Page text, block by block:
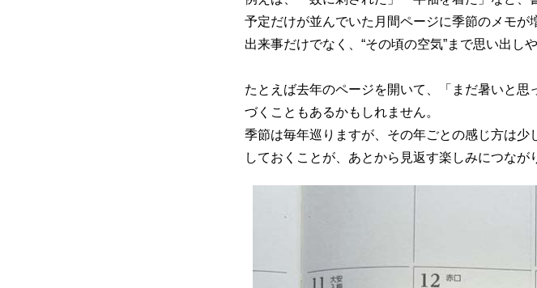
予定だけが並んでいた月間ページに季節のメモ
出来事だけでなく、“その頃の空気”まで思い出し
たとえば去年のページを開いて、「まだ暑いと
づくこともあるかもしれません。
季節は毎年巡りますが、その年ごとの感じ方は
しておくことが、あとから見返す楽しみにつなが